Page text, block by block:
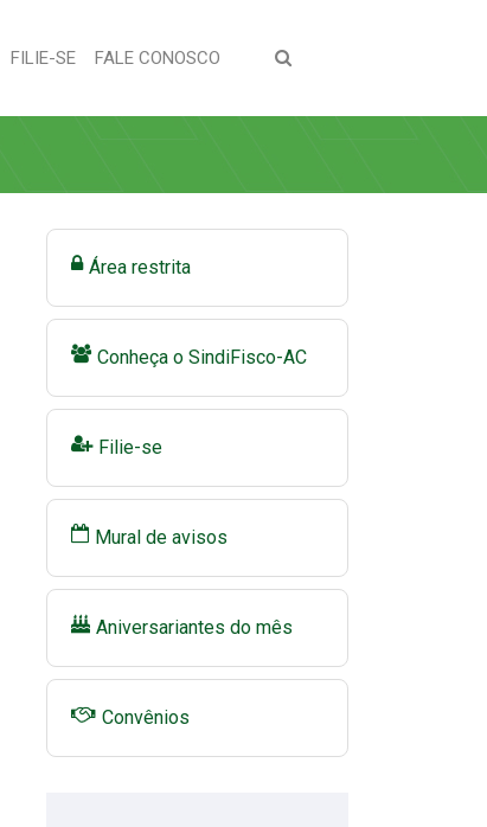
FILIE-SE(CURRENT)
FALE CONOSCO (CURRENT)
Área restrita
Conheça o SindiFisco-AC
Filie-se
Mural de avisos
Aniversariantes do mês
Convênios